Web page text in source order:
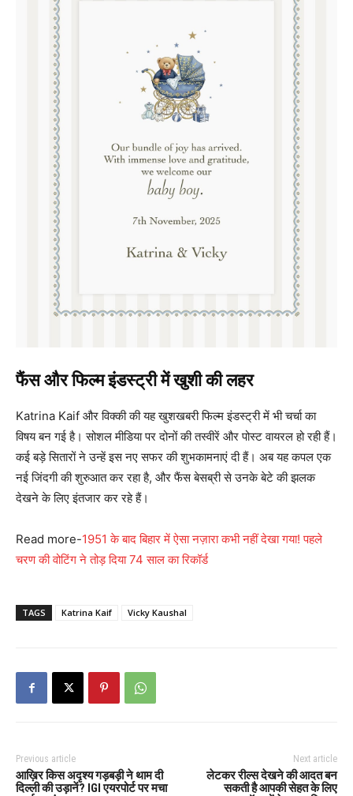
फैंस और फिल्म इंडस्ट्री में खुशी की लहर
Katrina Kaif और विक्की की यह खुशखबरी फिल्म इंडस्ट्री में भी चर्चा का
विषय बन गई है। सोशल मीडिया पर दोनों की तस्वीरें और पोस्ट वायरल हो रही हैं।
कई बड़े सितारों ने उन्हें इस नए सफर की शुभकामनाएं दी हैं। अब यह कपल एक
नई जिंदगी की शुरुआत कर रहा है, और फैंस बेसब्री से उनके बेटे की झलक
देखने के लिए इंतजार कर रहे हैं।
Read more-1951 के बाद बिहार में ऐसा नज़ारा कभी नहीं देखा गया! पहले
चरण की वोटिंग ने तोड़ दिया 74 साल का रिकॉर्ड
TAGS Katrina Kaif Vicky Kaushal
Previous article
आख़िर किस अदृश्य गड़बड़ी ने थाम दी
दिल्ली की उड़ानें? IGI एयरपोर्ट पर मचा
Next article
लेटकर रील्स देखने की आदत बन
सकती है आपकी सेहत के लिए